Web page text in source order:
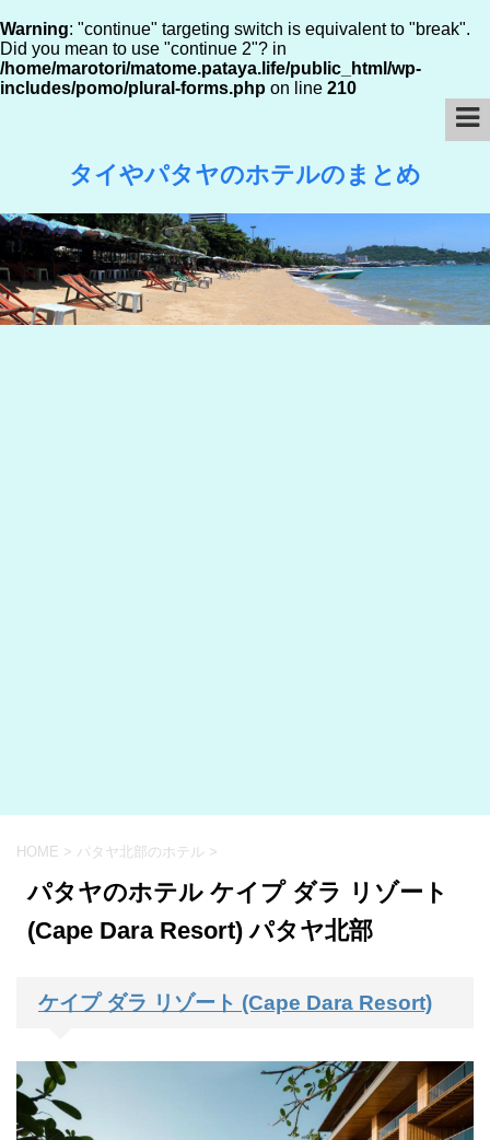
Warning: "continue" targeting switch is equivalent to "break".
Did you mean to use "continue 2"? in
/home/marotori/matome.pataya.life/public_html/wp-
includes/pomo/plural-forms.php on line 210
タイやパタヤのホテルのまとめ
HOME > パタヤ北部のホテル >
パタヤのホテル ケイプ ダラ リゾート
(Cape Dara Resort) パタヤ北部
ケイプ ダラ リゾート (Cape Dara Resort)